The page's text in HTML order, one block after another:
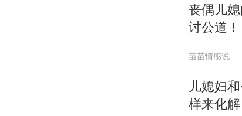
丧偶儿
讨公道！
苗苗情感说
儿媳妇
样来化解